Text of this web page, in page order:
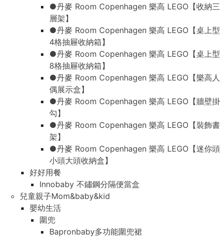
●丹麥 Room Copenhagen 樂高 LEGO【收納三
層架】
●丹麥 Room Copenhagen 樂高 LEGO【桌上型
4格抽屜收納箱】
●丹麥 Room Copenhagen 樂高 LEGO【桌上型
8格抽屜收納箱】
●丹麥 Room Copenhagen 樂高 LEGO【樂高人
偶展示盒】
●丹麥 Room Copenhagen 樂高 LEGO【牆壁掛
勾】
●丹麥 Room Copenhagen 樂高 LEGO【裝飾書
架】
●丹麥 Room Copenhagen 樂高 LEGO【迷你頭
小頭大頭收納盒】
好好用餐
Innobaby 不鏽鋼分隔便當盒
兒童親子Mom&baby&kid
嬰幼生活
圍兜
Bapronbaby多功能圍兜裙